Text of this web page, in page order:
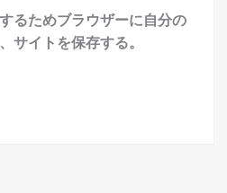
るためブラウザーに自分の
サイトを保存する。